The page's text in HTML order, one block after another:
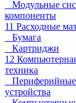
Модульные
компоненты
11 Расходные
Бумага
Картриджи
12
техника
Периферийные
устройства